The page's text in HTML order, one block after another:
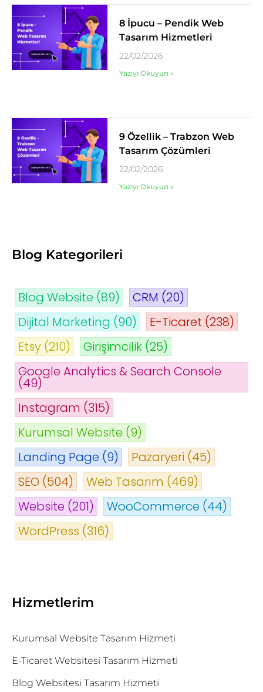
8 İpucu – Pendik Web
Tasarım Hizmetleri
22/02/2026
Yazıyı Okuyun »
9 Özellik – Trabzon Web
Tasarım Çözümleri
22/02/2026
Yazıyı Okuyun »
Blog Kategorileri
Blog Website (89) CRM (20)
Dijital Marketing (90) E-Ticaret (238)
Etsy (210) Girişimcilik (25)
Google Analytics & Search Console
(49)
Instagram (315)
Kurumsal Website (9)
Landing Page (9) Pazaryeri (45)
SEO (504) Web Tasarım (469)
Website (201) WooCommerce (44)
WordPress (316)
Hizmetlerim
Kurumsal Website Tasarım Hizmeti
E-Ticaret Websitesi Tasarım Hizmeti
Blog Websitesi Tasarım Hizmeti